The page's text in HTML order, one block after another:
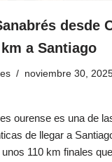
desde
a Santiago
noviembre 30,
ourense es una de
de llegar a
110 km finales